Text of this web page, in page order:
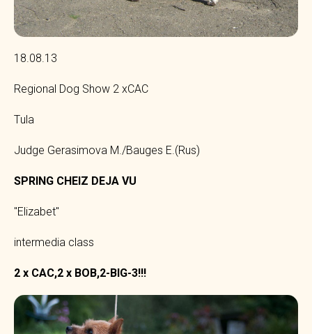
18.08.13
Regional Dog Show 2 xCAC
Тula
Judge Gerasimova M./Bauges E.(Rus)
SPRING CHEIZ DEJA VU
"Elizabet"
intermedia class
2 x CAC,2 x BOB,2-BIG-3!!!